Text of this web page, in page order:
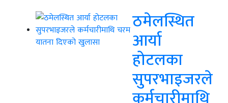
ठमेलस्थित
आर्या
होटलका
सुपरभाइजरले
कर्मचारीमाथि